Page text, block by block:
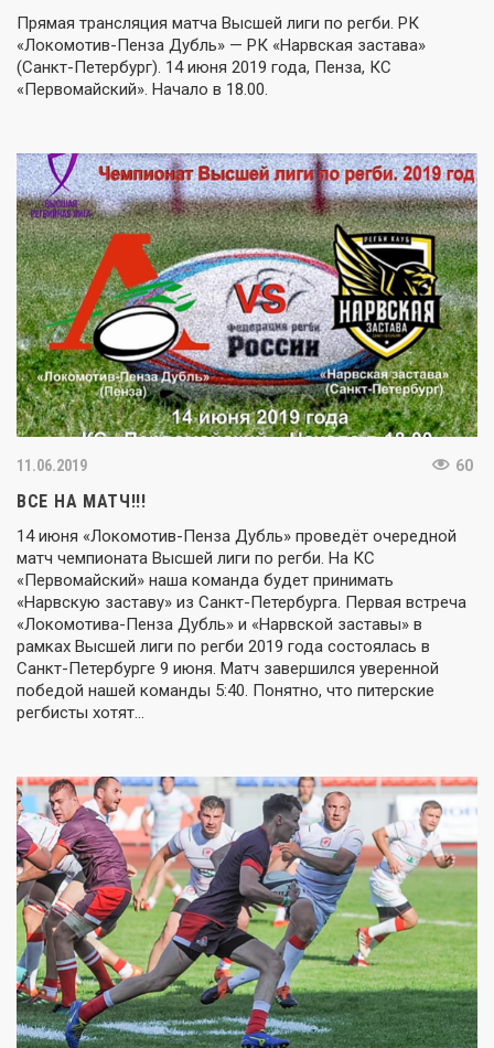
Прямая трансляция матча Высшей лиги по регби. РК
«Локомотив-Пенза Дубль» — РК «Нарвская застава»
(Санкт-Петербург). 14 июня 2019 года, Пенза, КС
«Первомайский». Начало в 18.00.
11.06.2019 60
ВСЕ НА МАТЧ!!!
14 июня «Локомотив-Пенза Дубль» проведёт очередной
матч чемпионата Высшей лиги по регби. На КС
«Первомайский» наша команда будет принимать
«Нарвскую заставу» из Санкт-Петербурга. Первая встреча
«Локомотива-Пенза Дубль» и «Нарвской заставы» в
рамках Высшей лиги по регби 2019 года состоялась в
Санкт-Петербурге 9 июня. Матч завершился уверенной
победой нашей команды 5:40. Понятно, что питерские
регбисты хотят…